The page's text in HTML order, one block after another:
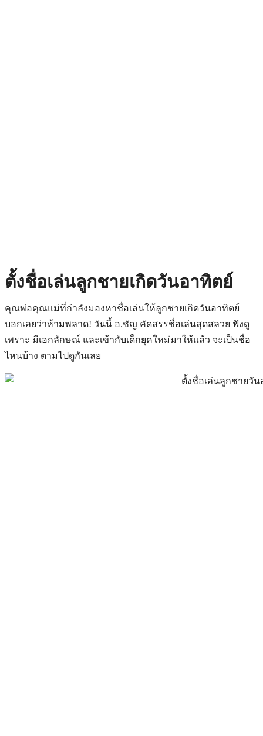
ตั้งชื่อเล่นลูกชายเกิดวันอาทิตย์
คุณพ่อคุณแม่ที่กำลังมองหาชื่อเล่นให้ลูกชายเกิดวันอาทิตย์
บอกเลยว่าห้ามพลาด! วันนี้ อ.ชัญ คัดสรรชื่อเล่นสุดสลวย ฟังดู
เพราะ มีเอกลักษณ์ และเข้ากับเด็กยุคใหม่มาให้แล้ว จะเป็นชื่อ
ไหนบ้าง ตามไปดูกันเลย